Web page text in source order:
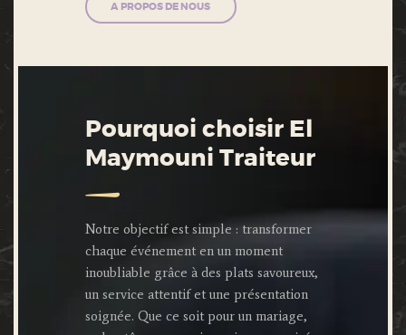
A PROPOS DE NOUS
Pourquoi choisir El
Maymouni Traiteur
Notre objectif est simple : transformer
chaque événement en un moment
inoubliable grâce à des plats savoureux,
un service attentif et une présentation
soignée. Que ce soit pour un mariage,